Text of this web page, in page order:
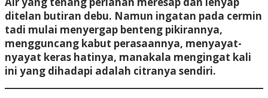
ditelan butiran debu. Namun ingatan pada cermin
tadi mulai menyergap benteng pikirannya,
mengguncang kabut perasaannya, menyayat-
nyayat keras hatinya, manakala mengingat kali
ini yang dihadapi adalah citranya sendiri.